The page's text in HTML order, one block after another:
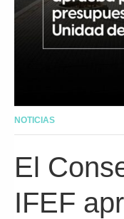
NOTICIAS
El
IFEF